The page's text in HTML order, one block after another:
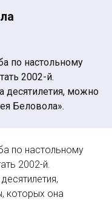
по настольному
2002-й.
можно
­Беловола».
по настольному
2002-й.
которых она